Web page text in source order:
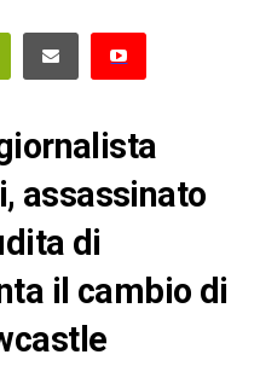
assassinato
di
il cambio di